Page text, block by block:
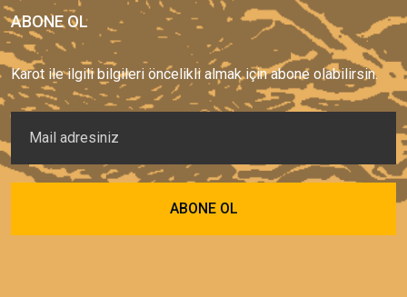
ABONE OL
Karot ile ilgili bilgileri öncelikli almak için abone olabilirsin.